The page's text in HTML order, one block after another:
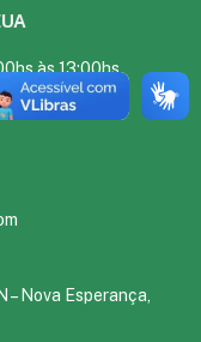
às 13:00hs
Nova Esperança,